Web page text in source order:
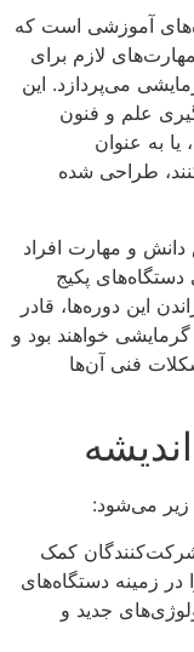
آموزشی است که
لازم برای
می‌پردازد. این
علم و فنون
به عنوان
طراحی شده
و مهارت افراد
پکیج
این دوره‌ها، قادر
گرمایشی خواهند بود و
فنی آن‌ها
زیر می‌شود:
کمک
زمینه دستگاه‌های
جدید و